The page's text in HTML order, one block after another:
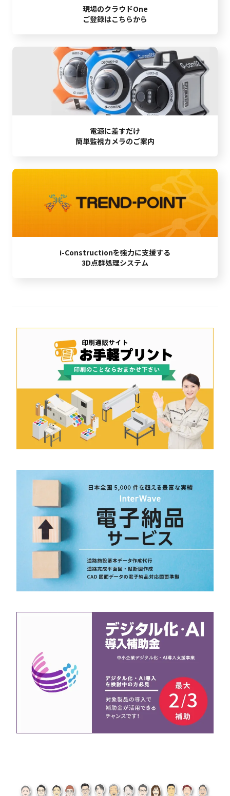
現場のクラウドOne
ご登録はこちらから
電源に差すだけ
簡単監視カメラのご案内
i-Constructionを強力に支援する
3D点群処理システム